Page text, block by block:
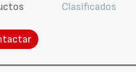
Clasificados